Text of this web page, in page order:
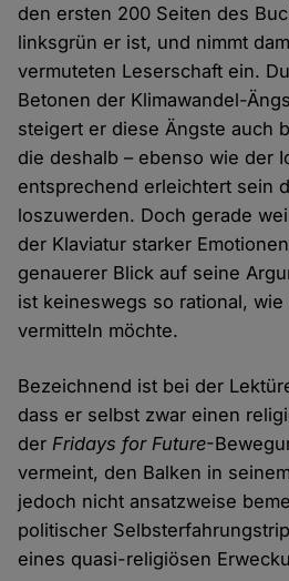
den ersten 200 Seiten des
linksgrün er ist, und nimmt
vermuteten Leserschaft ein.
Betonen der Klimawandel-
steigert er diese Ängste auch
die deshalb – ebenso wie der
entsprechend erleichtert sein
loszuwerden. Doch gerade
der Klaviatur starker
genauerer Blick auf seine
ist keineswegs so rational,
vermitteln möchte.
Bezeichnend ist bei der
dass er selbst zwar einen
der Fridays for Future-
vermeint, den Balken in
jedoch nicht ansatzweise
politischer
eines quasi-religiösen